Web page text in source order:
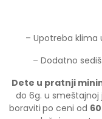
– Upotreba klima
– Dodatno
Dete u pratnji
do 6g. u
boraviti po ceni od